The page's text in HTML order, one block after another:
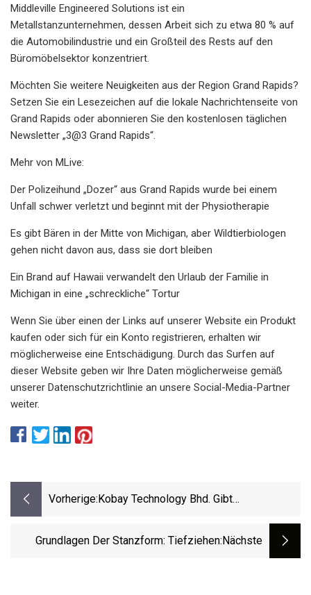
Middleville Engineered Solutions ist ein
Metallstanzunternehmen, dessen Arbeit sich zu etwa 80 % auf
die Automobilindustrie und ein Großteil des Rests auf den
Büromöbelsektor konzentriert.
Möchten Sie weitere Neuigkeiten aus der Region Grand Rapids?
Setzen Sie ein Lesezeichen auf die lokale Nachrichtenseite von
Grand Rapids oder abonnieren Sie den kostenlosen täglichen
Newsletter „3@3 Grand Rapids“.
Mehr von MLive:
Der Polizeihund „Dozer“ aus Grand Rapids wurde bei einem
Unfall schwer verletzt und beginnt mit der Physiotherapie
Es gibt Bären in der Mitte von Michigan, aber Wildtierbiologen
gehen nicht davon aus, dass sie dort bleiben
Ein Brand auf Hawaii verwandelt den Urlaub der Familie in
Michigan in eine „schreckliche“ Tortur
Wenn Sie über einen der Links auf unserer Website ein Produkt
kaufen oder sich für ein Konto registrieren, erhalten wir
möglicherweise eine Entschädigung. Durch das Surfen auf
dieser Website geben wir Ihre Daten möglicherweise gemäß
unserer Datenschutzrichtlinie an unsere Social-Media-Partner
weiter.
Vorherige: Kobay Technology Bhd. Gibt
Und Das Gesamtjahr Bis Zum 30. Juni
Grundlagen Der Stanzform: Tiefziehen:nächste